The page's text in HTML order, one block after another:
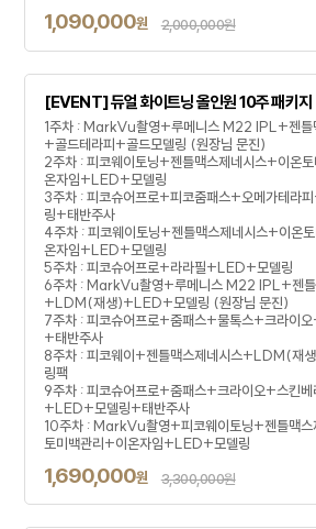
1,090,000원 2,000,000원
[EVENT] 듀얼 화이트닝 올인원 10주 패키지
1주차 : MarkVu촬영+루메니스 M22 IPL+젠틀
+골드테라피+골드모델링 (원장님 문진)
2주차 : 피코웨이토닝+젠틀맥스제네시스+이온
온자임+LED+모델링
3주차 : 피코슈어프로+피코줌패스+오메가테라
링+태반주사
4주차 : 피코웨이토닝+젠틀맥스제네시스+이온
온자임+LED+모델링
5주차 : 피코슈어프로+라라필+LED+모델링
6주차 : MarkVu촬영+루메니스 M22 IPL+젠틀
+LDM(재생)+LED+모델링 (원장님 문진)
7주차 : 피코슈어프로+줌패스+물톡스+크라이
+태반주사
8주차 : 피코웨이+젠틀맥스제네시스+LDM(재
링팩
9주차 : 피코슈어프로+줌패스+크라이오+스킨베
+LED+모델링+태반주사
10주차 : MarkVu촬영+피코웨이토닝+젠틀맥스
토미백관리+이온자임+LED+모델링
1,690,000원 3,300,000원